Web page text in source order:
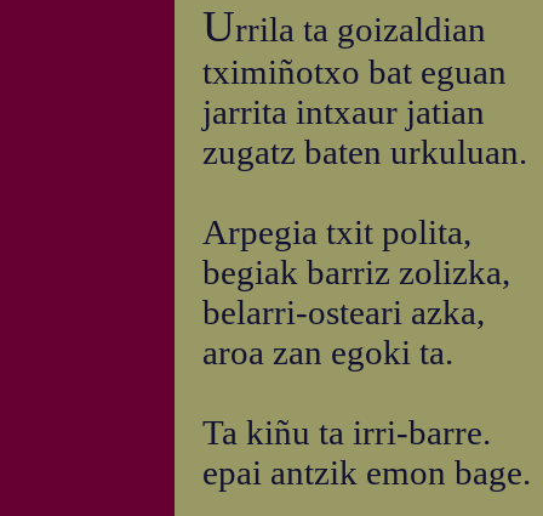
Urrila ta goizaldian
tximiñotxo bat eguan
jarrita intxaur jatian
zugatz baten urkuluan.
Arpegia txit polita,
begiak barriz zolizka,
belarri-osteari azka,
aroa zan egoki ta.
Ta kiñu ta irri-barre.
epai antzik emon bage.